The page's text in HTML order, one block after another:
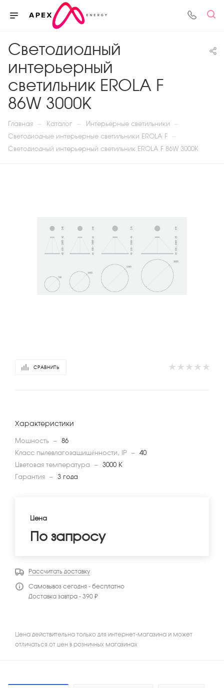
Светодиодный
интерьерный
светильник EROLA F
86W 3000К
Главная — Каталог — Интерьерные светильники —
Светодиодные интерьерные светильники EROLA F —
Светодиодный интерьерный светильник EROLA F 86W 3000К
СРАВНИТЬ
Характеристики
Мощность — 86
Класс пылевлагозащищённости, IP — 40
Цветовая температура
— 3000 К
Гарантия — 3 года
Цена
По запросу
Рассчитать доставку
Самовывоз сегодня - бесплатно
Доставка завтра - 390 ₽
Цена действительна только для интернет-магазина и может
отличаться от цен в розничных магазинах